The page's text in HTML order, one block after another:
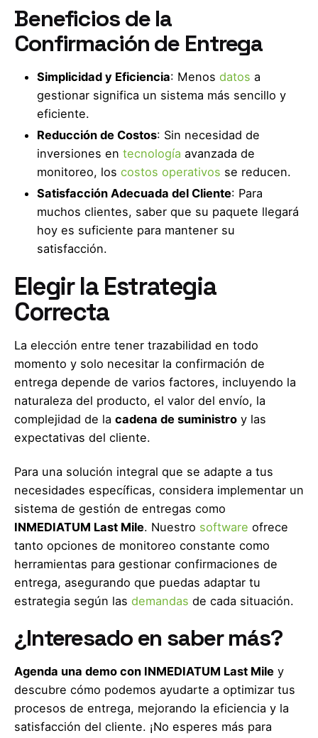
Beneficios de la
Confirmación de Entrega
Simplicidad y Eficiencia: Menos datos a
gestionar significa un sistema más sencillo y
eficiente.
Reducción de Costos: Sin necesidad de
inversiones en tecnología avanzada de
monitoreo, los costos operativos se reducen.
Satisfacción Adecuada del Cliente: Para
muchos clientes, saber que su paquete llegará
hoy es suficiente para mantener su
satisfacción.
Elegir la Estrategia
Correcta
La elección entre tener trazabilidad en todo
momento y solo necesitar la confirmación de
entrega depende de varios factores, incluyendo la
naturaleza del producto, el valor del envío, la
complejidad de la cadena de suministro y las
expectativas del cliente.
Para una solución integral que se adapte a tus
necesidades específicas, considera implementar un
sistema de gestión de entregas como
INMEDIATUM Last Mile. Nuestro software ofrece
tanto opciones de monitoreo constante como
herramientas para gestionar confirmaciones de
entrega, asegurando que puedas adaptar tu
estrategia según las demandas de cada situación.
¿Interesado en saber más?
Agenda una demo con INMEDIATUM Last Mile y
descubre cómo podemos ayudarte a optimizar tus
procesos de entrega, mejorando la eficiencia y la
satisfacción del cliente. ¡No esperes más para